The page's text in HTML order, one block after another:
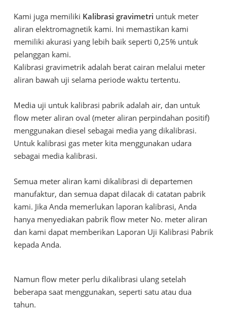
Kami juga memiliki Kalibrasi gravimetri untuk meter
aliran elektromagnetik kami. Ini memastikan kami
memiliki akurasi yang lebih baik seperti 0,25% untuk
pelanggan kami.
Kalibrasi gravimetrik adalah berat cairan melalui meter
aliran bawah uji selama periode waktu tertentu.
Media uji untuk kalibrasi pabrik adalah air, dan untuk
flow meter aliran oval (meter aliran perpindahan positif)
menggunakan diesel sebagai media yang dikalibrasi.
Untuk kalibrasi gas meter kita menggunakan udara
sebagai media kalibrasi.
Semua meter aliran kami dikalibrasi di departemen
manufaktur, dan semua dapat dilacak di catatan pabrik
kami. Jika Anda memerlukan laporan kalibrasi, Anda
hanya menyediakan pabrik flow meter No. meter aliran
dan kami dapat memberikan Laporan Uji Kalibrasi Pabrik
kepada Anda.
Namun flow meter perlu dikalibrasi ulang setelah
beberapa saat menggunakan, seperti satu atau dua
tahun.